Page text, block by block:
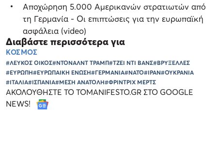
Αποχώρηση 5.000 Αμερικανών στρατιωτών από
τη Γερμανία - Οι επιπτώσεις για την ευρωπαϊκή
ασφάλεια (video)
Διαβάστε περισσότερα για
ΚΟΣΜΟΣ
#ΛΕΥΚΟΣ ΟΙΚΟΣ#ΝΤΟΝΑΛΝΤ ΤΡΑΜΠ#ΤΖΕΙ ΝΤΙ ΒΑΝΣ#ΒΡΥΞΕΛΛΕΣ
#ΕΥΡΩΠΗ#ΕΥΡΩΠΑΙΚΗ ΕΝΩΣΗ#ΓΕΡΜΑΝΙΑ#ΝΑΤΟ#ΙΡΑΝ#ΟΥΚΡΑΝΙΑ
#ΙΤΑΛΙΑ#ΙΣΠΑΝΙΑ#ΜΕΣΗ ΑΝΑΤΟΛΗ#ΦΡΙΝΤΡΙΧ ΜΕΡΤΣ
ΑΚΟΛΟΥΘΗΣΤΕ ΤΟ TOMANIFESTO.GR ΣΤΟ GOOGLE
NEWS!